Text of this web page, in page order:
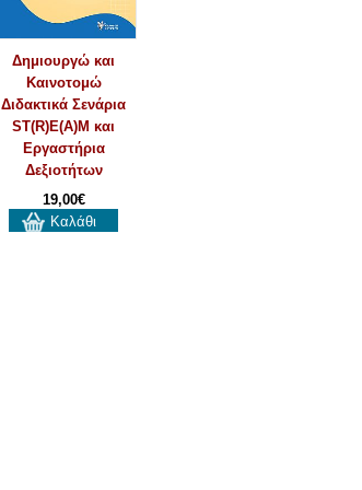
Δημιουργώ και
Καινοτομώ
Διδακτικά Σενάρια
ST(R)E(A)M και
Εργαστήρια
Δεξιοτήτων
19,00€
Καλάθι